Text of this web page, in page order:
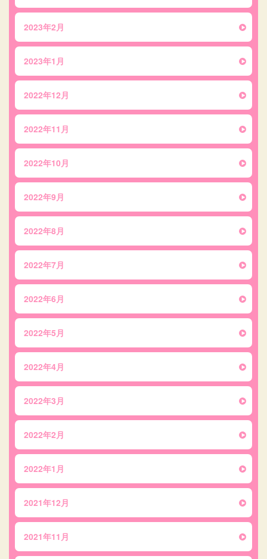
2023年2月
2023年1月
2022年12月
2022年11月
2022年10月
2022年9月
2022年8月
2022年7月
2022年6月
2022年5月
2022年4月
2022年3月
2022年2月
2022年1月
2021年12月
2021年11月